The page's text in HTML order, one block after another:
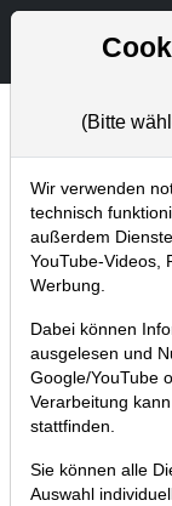
Tradingerfolge
Home Blog
Mit dieser
setzen wir
29.09.2017 um
(Bitte
Wir verwenden
technisch
außerdem
YouTube-Videos,
Werbung.
Dabei können
ausgelesen und
Google/YouTube
Verarbeitung
stattfinden.
Sie können alle
Auswahl